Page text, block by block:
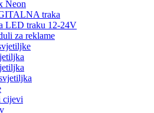
Neon
traka
LED traku 12-24V
za reklame
cijevi